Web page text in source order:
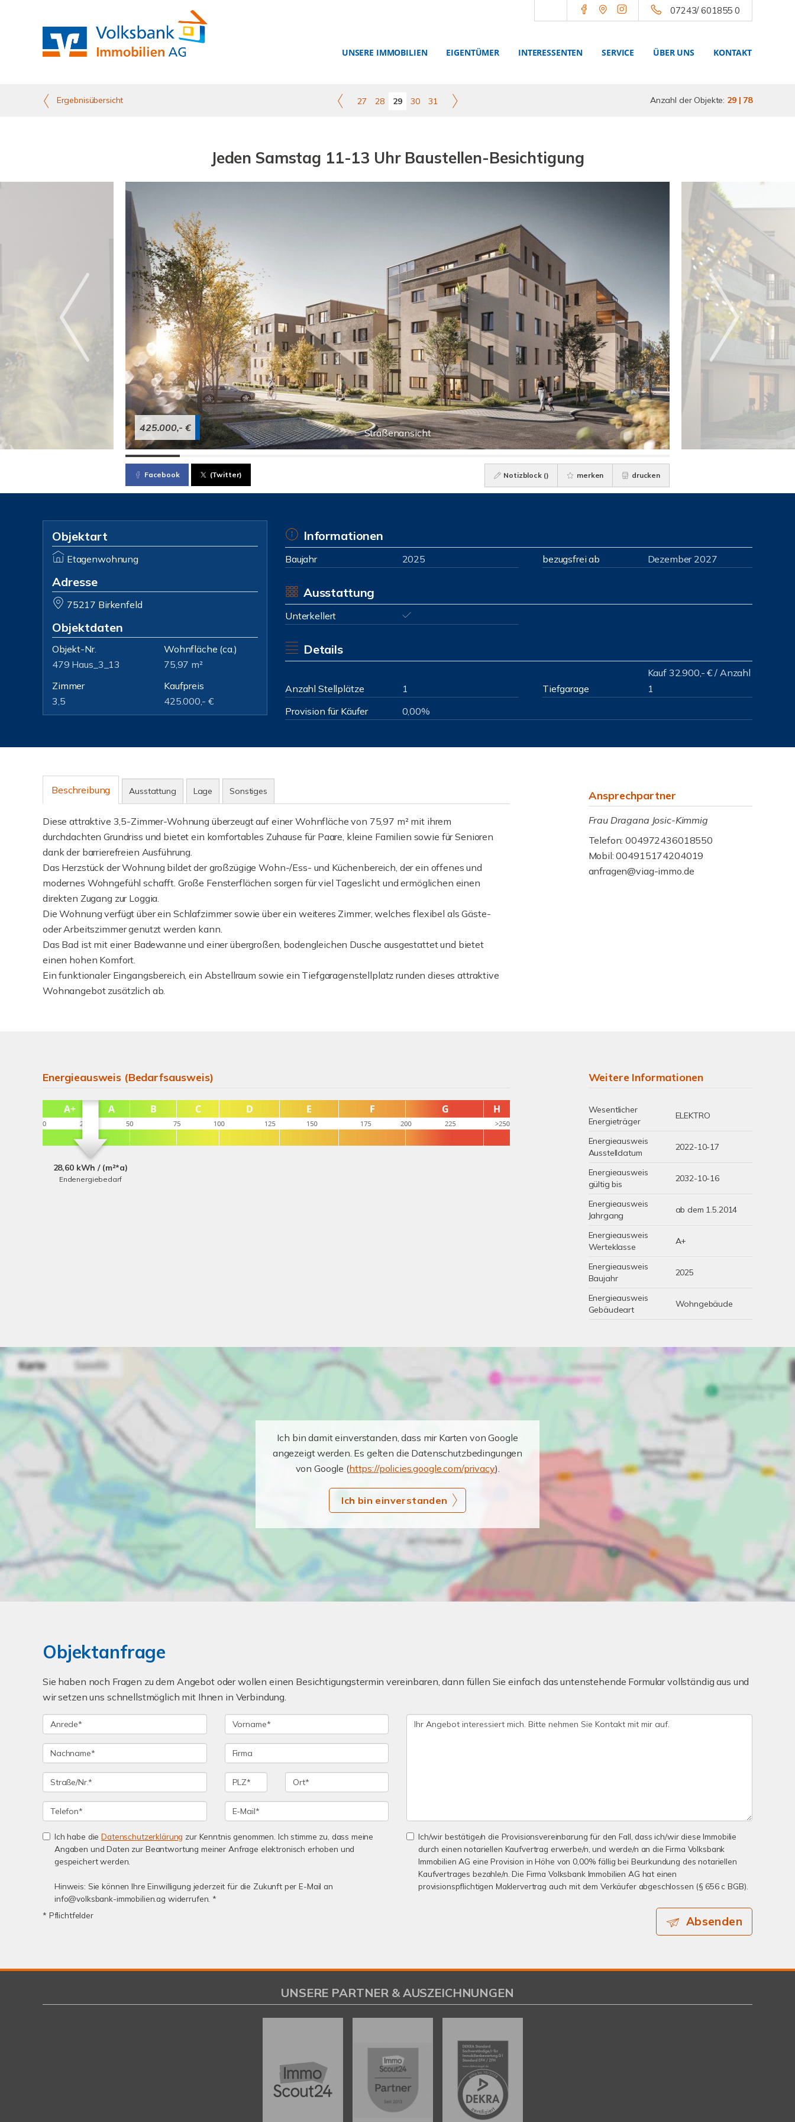
07243/ 601855 0
UNSERE IMMOBILIEN EIGENTÜMER INTERESSENTEN SERVICE ÜBER UNS KONTAKT
Ergebnisübersicht 27 28 29 30 31 Anzahl der Objekte: 29 | 78
Jeden Samstag 11-13 Uhr Baustellen-Besichtigung
Straßenansicht
425.000,- €
Facebook (Twitter) Notizblock () merken drucken
Objektart
Etagenwohnung
Adresse
75217 Birkenfeld
Objektdaten
Objekt-Nr.
479 Haus_3_13
Wohnfläche (ca.)
75,97 m²
Zimmer
3,5
Kaufpreis
425.000,- €
Informationen
Baujahr 2025 bezugsfrei ab Dezember 2027
Ausstattung
Unterkellert
Details
Anzahl Stellplätze 1 Tiefgarage
Kauf 32.900,- € / Anzahl
1
Provision für Käufer
0,00%
Beschreibung Ausstattung Lage Sonstiges
Diese attraktive 3,5-Zimmer-Wohnung überzeugt auf einer Wohnfläche von 75,97 m² mit ihrem
durchdachten Grundriss und bietet ein komfortables Zuhause für Paare, kleine Familien sowie für Senioren
dank der barrierefreien Ausführung.
Das Herzstück der Wohnung bildet der großzügige Wohn-/Ess- und Küchenbereich, der ein offenes und
modernes Wohngefühl schafft. Große Fensterflächen sorgen für viel Tageslicht und ermöglichen einen
direkten Zugang zur Loggia.
Die Wohnung verfügt über ein Schlafzimmer sowie über ein weiteres Zimmer, welches flexibel als Gäste-
oder Arbeitszimmer genutzt werden kann.
Das Bad ist mit einer Badewanne und einer übergroßen, bodengleichen Dusche ausgestattet und bietet
einen hohen Komfort.
Ein funktionaler Eingangsbereich, ein Abstellraum sowie ein Tiefgaragenstellplatz runden dieses attraktive
Wohnangebot zusätzlich ab.
Ansprechpartner
Frau Dragana Josic-Kimmig
Telefon: 004972436018550
Mobil: 004915174204019
anfragen@viag-immo.de
Energieausweis (Bedarfsausweis)
28,60 kWh / (m²*a)
Endenergiebedarf
Weitere Informationen
Wesentlicher
Energieträger
ELEKTRO
Energieausweis
Ausstelldatum
2022-10-17
Energieausweis
gültig bis
2032-10-16
Energieausweis
Jahrgang
ab dem 1.5.2014
Energieausweis
Werteklasse
A+
Energieausweis
Baujahr
2025
Energieausweis
Gebäudeart
Wohngebäude
Ich bin damit einverstanden, dass mir Karten von Google
angezeigt werden. Es gelten die Datenschutzbedingungen
von Google (https://policies.google.com/privacy).
Ich bin einverstanden
Objektanfrage
Sie haben noch Fragen zu dem Angebot oder wollen einen Besichtigungstermin vereinbaren, dann füllen Sie einfach das untenstehende Formular vollständig aus und
wir setzen uns schnellstmöglich mit Ihnen in Verbindung.
Ich habe dieDatenschutzerklärung zur Kenntnis genommen. Ich stimme zu, dass meine
Angaben und Daten zur Beantwortung meiner Anfrage elektronisch erhoben und
gespeichert werden.
Hinweis: Sie können Ihre Einwilligung jederzeit für die Zukunft per E-Mail an
info@volksbank-immobilien.ag widerrufen. *
Ich/wir bestätige/n die Provisionsvereinbarung für den Fall, dass ich/wir diese Immobilie
durch einen notariellen Kaufvertrag erwerbe/n, und werde/n an die Firma Volksbank
Immobilien AG eine Provision in Höhe von 0,00% fällig bei Beurkundung des notariellen
Kaufvertrages bezahle/n. Die Firma Volksbank Immobilien AG hat einen
provisionspflichtigen Maklervertrag auch mit dem Verkäufer abgeschlossen (§ 656 c BGB).
* Pflichtfelder Absenden
UNSERE PARTNER & AUSZEICHNUNGEN